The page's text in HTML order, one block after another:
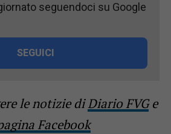
seguendoci su Google
SEGUICI
le notizie diDiario FVGe
Facebook